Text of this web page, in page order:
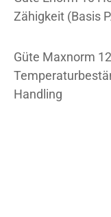
Zähigkeit (Basis
Güte Maxnorm
Handling